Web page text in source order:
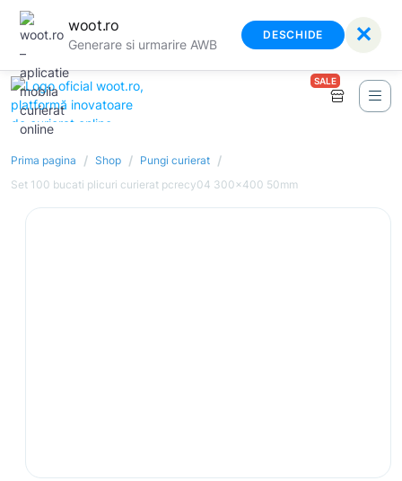
woot.ro
Generare si urmarire AWB
DESCHIDE ✕
SALE
Prima pagina / Shop / Pungi curierat /
Set 100 bucati plicuri curierat pcrecy04 300x400 50mm